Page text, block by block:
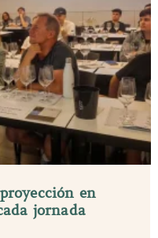
en
jornada